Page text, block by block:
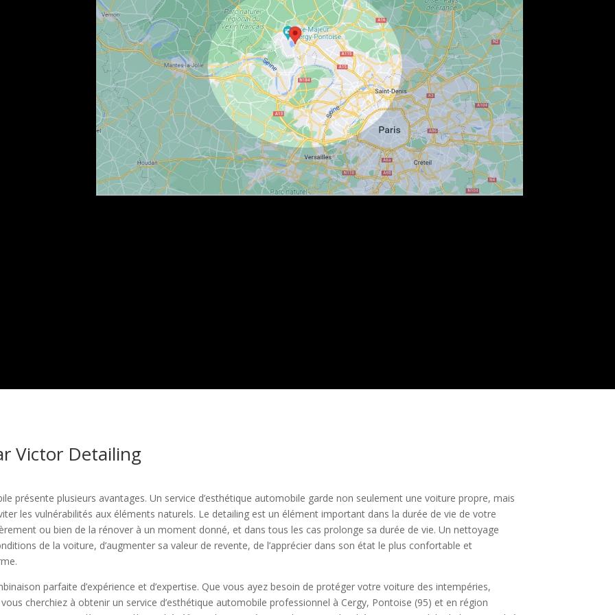
Victor Detailing
présente plusieurs avantages. Un service d’esthétique automobile garde non seulement une voiture propre, mais
les vulnérabilités aux éléments naturels. Le detailing est un élément important dans la durée de vie de votre
ou bien de la rénover à un moment donné, et dans tous les cas prolonge sa durée de vie. Un nettoyage
de la voiture, d’augmenter sa valeur de revente, de l’apprécier dans son état le plus confortable et
parfaite d’expérience et d’expertise. Que vous ayez besoin de protéger votre voiture des intempéries,
cherchiez à obtenir un service d’esthétique automobile professionnel à Cergy, Pontoise (95) et en région